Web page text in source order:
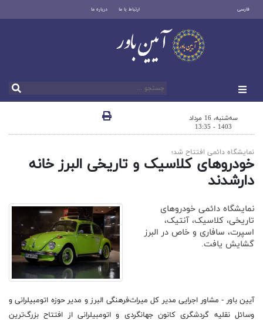
فارسی ارتباط با ما درباره ما
سه‌شنبه، 16 مرداد
1403 - 13:35
نمایشگاه دائمی افتتاح شد؛
خودروهای کلاسیک و تاریخی البرز خانه
دارشدند
نمایشگاه دائمی خودروهای
تاریخی، کلاسیک، آنتیک،
اسپرت، سافاری و خاص در البرز
گشایش یافت.
آیین باور - مشاور اجرایی مدیر کل میراث‌فرهنگی البرز و مدیر حوزه اتومبیلرانی و
وسائل نقلیه گردشگری کانون جهانگردی و اتومبیلرانی از افتتاح بزرگ‌ترین